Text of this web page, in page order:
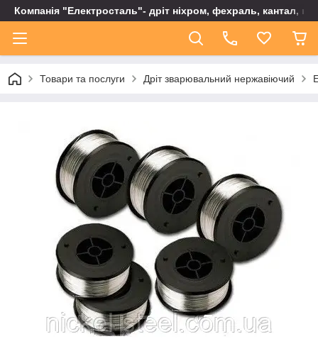
Компанія "Електросталь"- дріт ніхром, фехраль, кантал,
Товари та послуги Дріт зварювальний нержавіючий